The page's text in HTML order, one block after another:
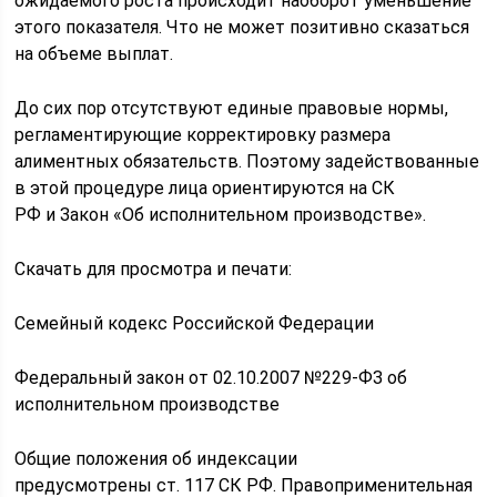
этого показателя. Что не может позитивно сказаться
на объеме выплат.
До сих пор отсутствуют единые правовые нормы,
регламентирующие корректировку размера
алиментных обязательств. Поэтому задействованные
в этой процедуре лица ориентируются на СК
РФ и Закон «Об исполнительном производстве».
Скачать для просмотра и печати:
Семейный кодекс Российской Федерации
Федеральный закон от 02.10.2007 №229-ФЗ об
исполнительном производстве
Общие положения об индексации
предусмотрены ст. 117 СК РФ. Правоприменительная